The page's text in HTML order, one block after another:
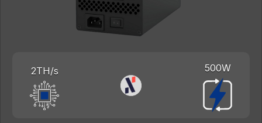
2TH/s 500W